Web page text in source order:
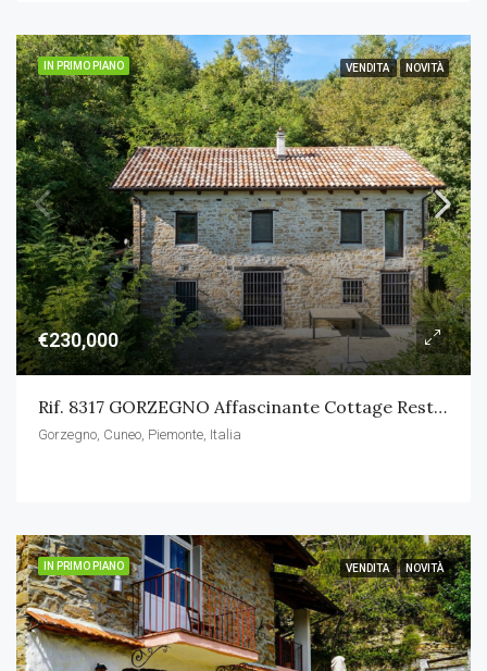
IN PRIMO PIANO VENDITA NOVITÀ
€230,000
Rif. 8317 GORZEGNO Affascinante Cottage Restaurato In Pietra Di Langa
Gorzegno, Cuneo, Piemonte, Italia
IN PRIMO PIANO VENDITA NOVITÀ